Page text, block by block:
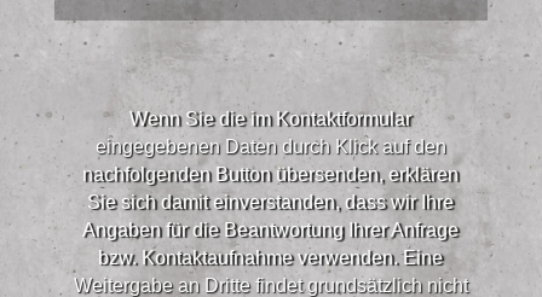
Wenn Sie die im Kontaktformular
eingegebenen Daten durch Klick auf den
nachfolgenden Button übersenden, erklären
Sie sich damit einverstanden, dass wir Ihre
Angaben für die Beantwortung Ihrer Anfrage
bzw. Kontaktaufnahme verwenden. Eine
Weitergabe an Dritte findet grundsätzlich nicht